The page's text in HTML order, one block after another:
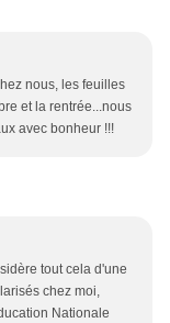
nous, les feuilles
et la rentrée...nous
avec bonheur !!!
tout cela d'une
chez moi,
Nationale